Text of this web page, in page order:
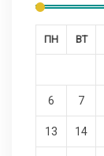
ПН ВТ
6 7
13 14